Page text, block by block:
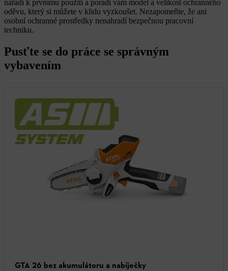
nářadí k prvnímu použití a poradí vám model a velikost ochranného
oděvu, který si můžete v klidu vyzkoušet. Nezapomeňte, že ani
osobní ochranné prostředky nenahradí bezpečnou pracovní
techniku.
Pusťte se do práce se správným
vybavením
GTA 26 bez akumulátoru a nabíječky